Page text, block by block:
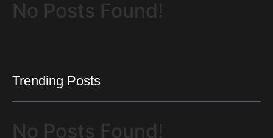
No Posts Found!
Trending Posts
No Posts Found!